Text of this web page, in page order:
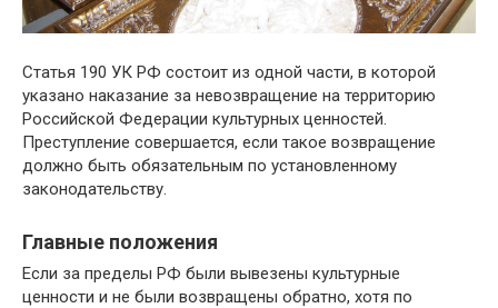
Статья 190 УК РФ состоит из одной части, в которой
указано наказание за невозвращение на территорию
Российской Федерации культурных ценностей.
Преступление совершается, если такое возвращение
должно быть обязательным по установленному
законодательству.
Главные положения
Если за пределы РФ были вывезены культурные
ценности и не были возвращены обратно, хотя по